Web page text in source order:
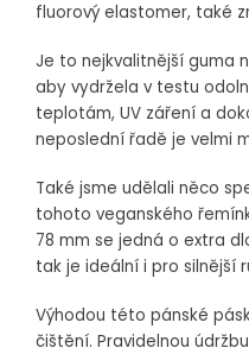
fluorový elastomer, také
Je to nejkvalitnější guma
aby vydržela v testu
teplotám, UV záření a
neposlední řadě je velmi
Také jsme udělali něco
tohoto veganského
78 mm se jedná o extra
tak je ideální i pro silnější
Výhodou této pánské
čištění. Pravidelnou